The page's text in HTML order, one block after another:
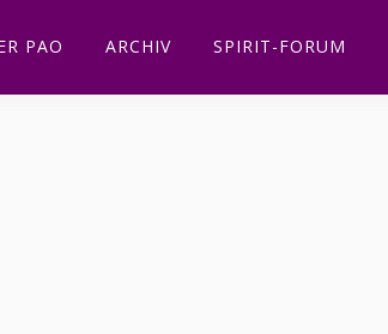
PAO ARCHIV SPIRIT-FORUM